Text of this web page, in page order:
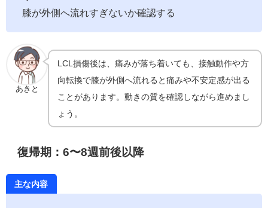
膝が外側へ流れすぎないか確認する
あきと
LCL損傷後は、痛みが落ち着いても、接触動作や方
向転換で膝が外側へ流れると痛みや不安定感が出る
ことがあります。動きの質を確認しながら進めまし
ょう。
復帰期：6〜8週前後以降
主な内容